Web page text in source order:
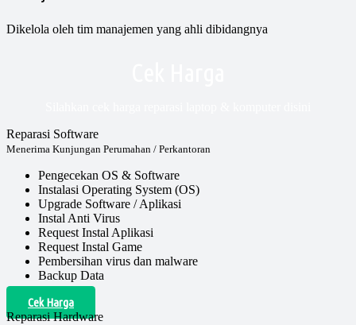
Dikelola oleh tim manajemen yang ahli dibidangnya
Reparasi Software
Menerima Kunjungan Perumahan / Perkantoran
Pengecekan OS & Software
Instalasi Operating System (OS)
Upgrade Software / Aplikasi
Instal Anti Virus
Request Instal Aplikasi
Request Instal Game
Pembersihan virus dan malware
Backup Data
Cek Harga
Reparasi Hardware